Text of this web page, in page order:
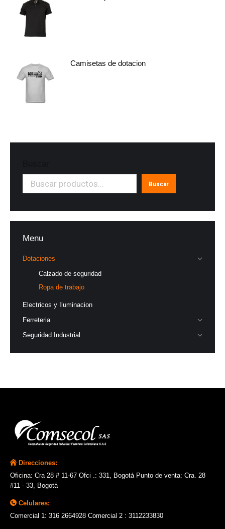
Camisetas de dotacion
Buscar
Menu
Dotaciones
Calzado de seguridad
Ropa de trabajo
Electricos y Iluminacion
Ferreteria
Seguridad Industrial
Direcciones:
Oficina: Cra 28 # 11-67 Ofci .: 331, Bogotá Punto de venta: Cra. 28
#11 - 33, Bogotá
Celulares:
Comercial 1: 316 2664928 Comercial 2 : 3112233830